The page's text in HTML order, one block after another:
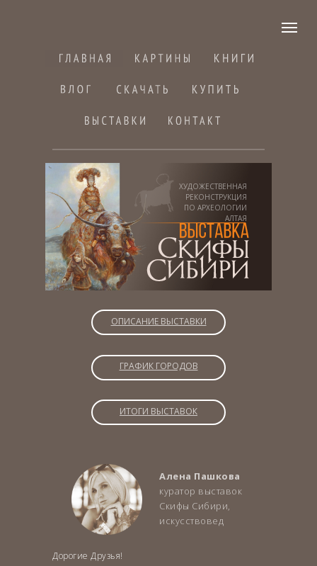
ОПИСАНИЕ ВЫСТАВКИ
ГРАФИК ГОРОДОВ
ИТОГИ ВЫСТАВОК
ХУДОЖЕСТВЕННАЯ
РЕКОНСТРУКЦИЯ
ПО АРХЕОЛОГИИ
АЛТАЯ
Дорогие Друзья!
Алена Пашкова
куратор выставок
Скифы Сибири,
искусствовед